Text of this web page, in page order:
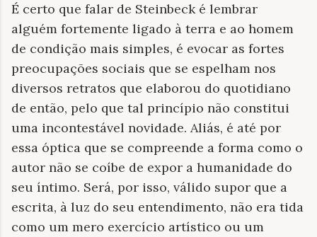
É certo que falar de Steinbeck é lembrar
alguém fortemente ligado à terra e ao homem
de condição mais simples, é evocar as fortes
preocupações sociais que se espelham nos
diversos retratos que elaborou do quotidiano
de então, pelo que tal princípio não constitui
uma incontestável novidade. Aliás, é até por
essa óptica que se compreende a forma como o
autor não se coíbe de expor a humanidade do
seu íntimo. Será, por isso, válido supor que a
escrita, à luz do seu entendimento, não era tida
como um mero exercício artístico ou um